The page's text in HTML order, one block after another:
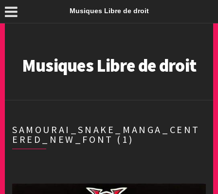
Musiques Libre de droit
Musiques Libre de droit
SAMOURAI_SNAKE_MANGA_CENT
ERED_NEW_FONT (1)